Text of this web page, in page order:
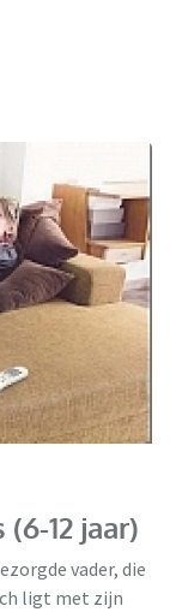
12 jaar)
vader, die
ligt met zijn